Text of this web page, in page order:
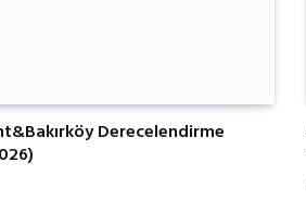
Derecelendirme